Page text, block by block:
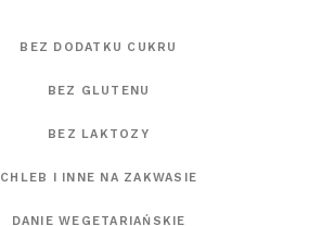
BEZ DODATKU CUKRU
BEZ GLUTENU
BEZ LAKTOZY
CHLEB I INNE NA ZAKWASIE
DANIE WEGETARIAŃSKIE